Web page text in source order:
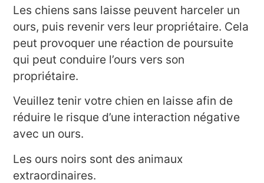
Les chiens sans laisse peuvent harceler un
ours, puis revenir vers leur propriétaire. Cela
peut provoquer une réaction de poursuite
qui peut conduire l’ours vers son
propriétaire.
Veuillez tenir votre chien en laisse afin de
réduire le risque d’une interaction négative
avec un ours.
Les ours noirs sont des animaux
extraordinaires.